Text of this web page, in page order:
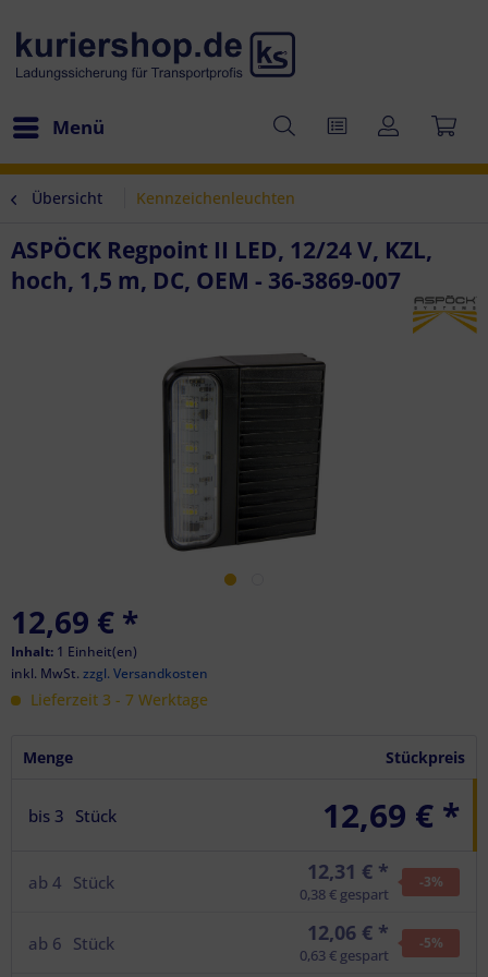
Menü
Übersicht Kennzeichenleuchten
ASPÖCK Regpoint II LED, 12/24 V, KZL,
hoch, 1,5 m, DC, OEM - 36-3869-007
12,69 € *
Inhalt: 1 Einheit(en)
inkl. MwSt. zzgl. Versandkosten
Lieferzeit 3 - 7 Werktage
Menge Stückpreis
bis 3 Stück 12,69 € *
ab 4 Stück 12,31 € *
0,38 € gespart
-3%
ab 6 Stück 12,06 € *
0,63 € gespart
-5%